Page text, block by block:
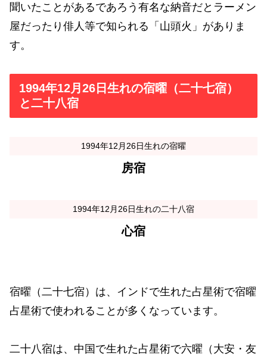
聞いたことがあるであろう有名な納音だとラーメン
屋だったり俳人等で知られる「山頭火」がありま
す。
1994年12月26日生れの宿曜（二十七宿）
と二十八宿
1994年12月26日生れの宿曜
房宿
1994年12月26日生れの二十八宿
心宿
宿曜（二十七宿）は、インドで生れた占星術で宿曜
占星術で使われることが多くなっています。
二十八宿は、中国で生れた占星術で六曜（大安・友